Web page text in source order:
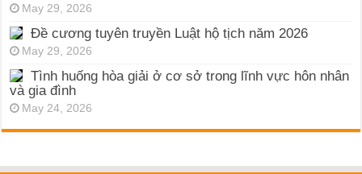
May 29, 2026
Đề cương tuyên truyền Luật hộ tịch năm 2026
May 29, 2026
Tình huống hòa giải ở cơ sở trong lĩnh vực hôn nhân
và gia đình
May 24, 2026